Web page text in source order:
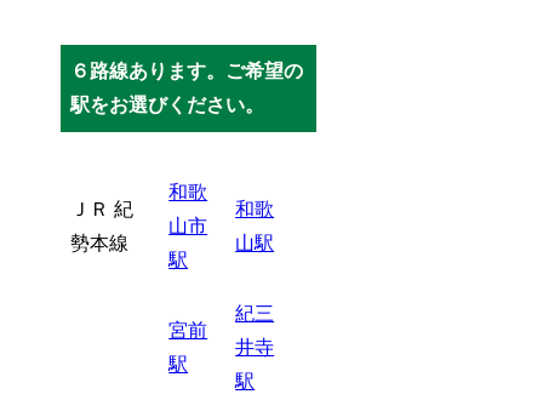
６路線あります。ご希望の
駅をお選びください。
ＪＲ 紀
勢本線
和歌
山市
駅
和歌
山駅
宮前
駅
紀三
井寺
駅